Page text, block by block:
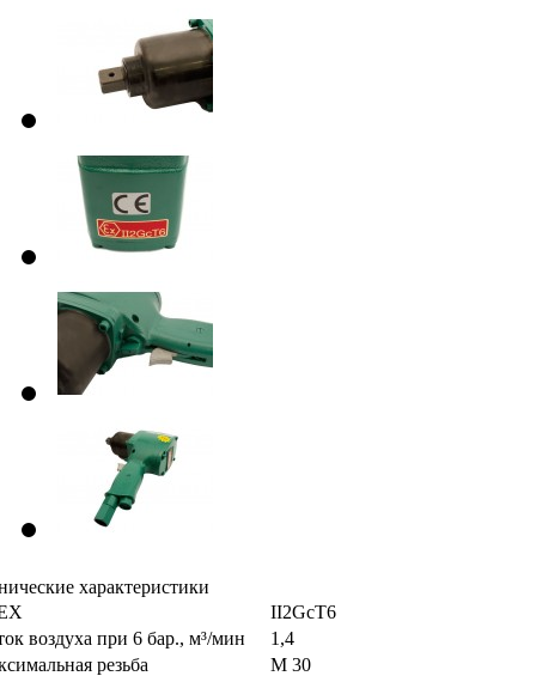
характеристики
II2GcT6
воздуха при 6 бар., м³/мин
1,4
резьба
M 30